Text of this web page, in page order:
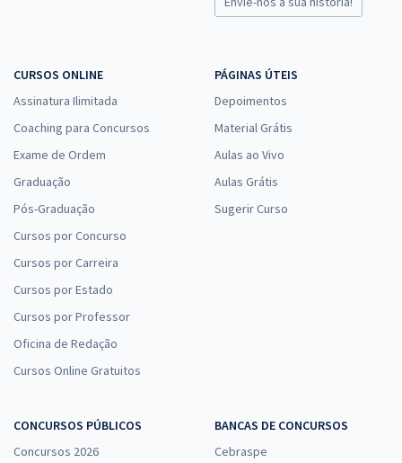
CURSOS ONLINE
Assinatura Ilimitada
Coaching para Concursos
Exame de Ordem
Graduação
Pós-Graduação
Cursos por Concurso
Cursos por Carreira
Cursos por Estado
Cursos por Professor
Oficina de Redação
Cursos Online Gratuitos
PÁGINAS ÚTEIS
Depoimentos
Material Grátis
Aulas ao Vivo
Aulas Grátis
Sugerir Curso
CONCURSOS PÚBLICOS
Concursos 2026
BANCAS DE CONCURSOS
Cebraspe